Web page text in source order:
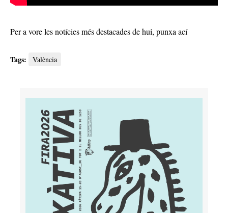
Per a vore les notícies més destacades de hui, punxa ací
Tags: València